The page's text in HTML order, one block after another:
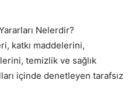
Nelerdir?
katkı maddelerini,
temizlik ve sağlık
içinde denetleyen tarafsız